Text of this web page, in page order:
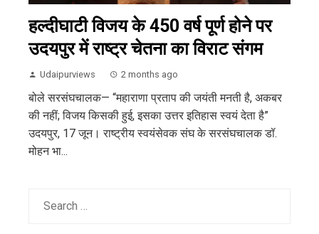
हल्दीघाटी विजय के 450 वर्ष पूर्ण होने पर
उदयपुर में राष्ट्र चेतना का विराट संगम
Udaipurviews 2 months ago
बोले सरसंघचालक— “महाराणा प्रताप की जयंती मनती है, अकबर
की नहीं; विजय किसकी हुई, इसका उत्तर इतिहास स्वयं देता है”
उदयपुर, 17 जून। राष्ट्रीय स्वयंसेवक संघ के सरसंघचालक डॉ.
मोहन भा...